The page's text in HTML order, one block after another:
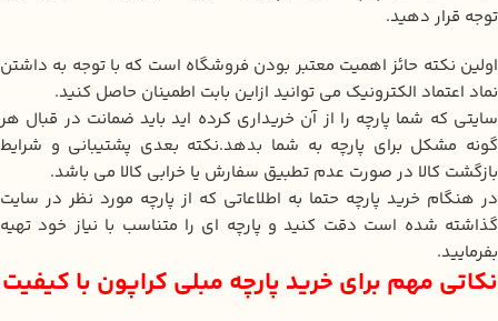
توجه قرار دهید.
اولین نکته حائز اهمیت معتبر بودن فروشگاه است که با توجه به داشتن
نماد اعتماد الکترونیک می توانید ازاین بابت اطمینان حاصل کنید.
سایتی که شما پارچه را از آن خریداری کرده اید باید ضمانت در قبال هر
گونه مشکل برای پارچه به شما بدهد.نکته بعدی پشتیبانی و شرایط
بازگشت کالا در صورت عدم تطبیق سفارش یا خرابی کالا می باشد.
در هنگام خرید پارچه حتما به اطلاعاتی که از پارچه مورد نظر در سایت
گذاشته شده است دقت کنید و پارچه ای را متناسب با نیاز خود تهیه
بفرمایید.
نکاتی مهم برای خرید پارچه مبلی کراپون با کیفیت